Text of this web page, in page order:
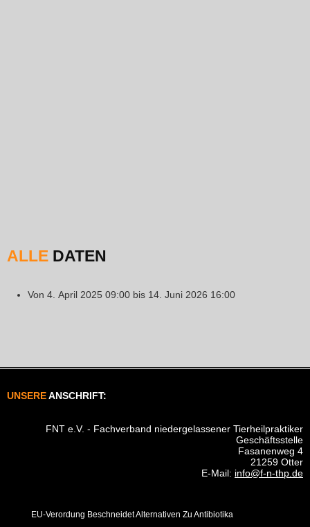
ALLE DATEN
Von 4. April 2025 09:00 bis 14. Juni 2026 16:00
UNSEREANSCHRIFT:
FNT e.V. - Fachverband niedergelassener Tierheilpraktiker
Geschäftsstelle
Fasanenweg 4
21259 Otter
E-Mail: info@f-n-thp.de
EU-Verordung Beschneidet Alternativen Zu Antibiotika